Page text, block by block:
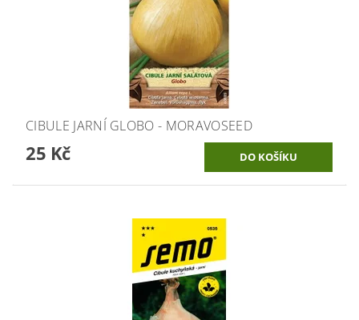
CIBULE JARNÍ GLOBO - MORAVOSEED
25 Kč